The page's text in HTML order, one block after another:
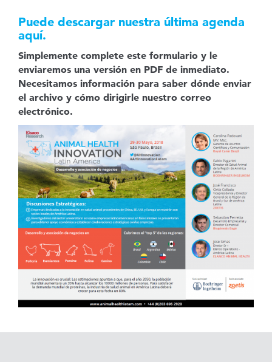
Puede descargar nuestra última agenda
aquí.
Simplemente complete este formulario y le
enviaremos una versión en PDF de inmediato.
Necesitamos información para saber dónde enviar
el archivo y cómo dirigirle nuestro correo
electrónico.